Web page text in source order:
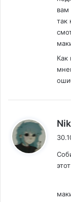
вам
так
Как